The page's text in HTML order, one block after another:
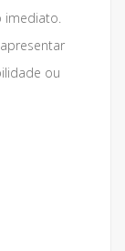
imediato.
ou